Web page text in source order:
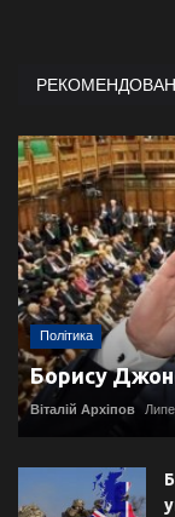
Політика
Борису
Віталій Архіпов